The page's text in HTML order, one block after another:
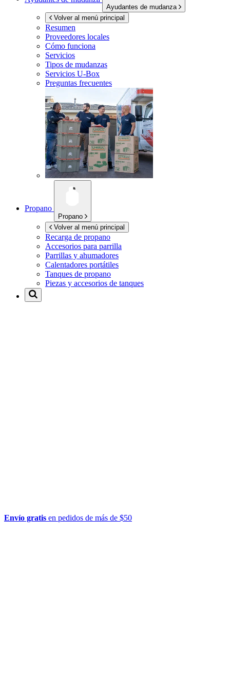
Ayudantes de mudanza
Volver al menú principal
Resumen
Proveedores locales
Cómo funciona
Servicios
Tipos de mudanzas
Servicios U-Box
Preguntas frecuentes
Propano
Propano
Volver al menú principal
Recarga de propano
Accesorios para parrilla
Parrillas y ahumadores
Calentadores portátiles
Tanques de propano
Piezas y accesorios de tanques
Envío gratis en pedidos de más de $50